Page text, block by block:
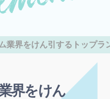
業界をけん引するトップ
界をけん